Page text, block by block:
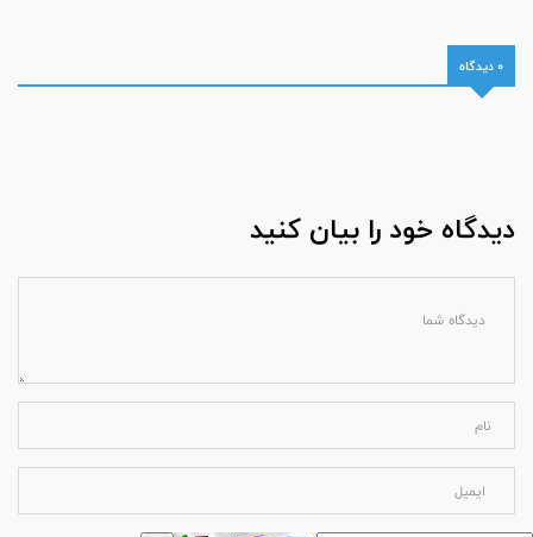
0 دیدگاه
دیدگاه خود را بیان کنید